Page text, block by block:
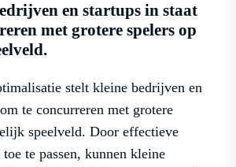
en startups in staat
met grotere spelers op
stelt kleine bedrijven en
te concurreren met grotere
speelveld. Door effectieve
te passen, kunnen kleine